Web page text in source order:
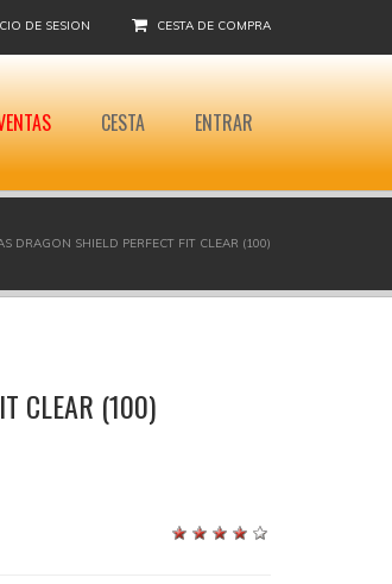
DE SESION CESTA DE COMPRA
CESTA ENTRAR
DRAGON SHIELD PERFECT FIT CLEAR (100)
CLEAR (100)